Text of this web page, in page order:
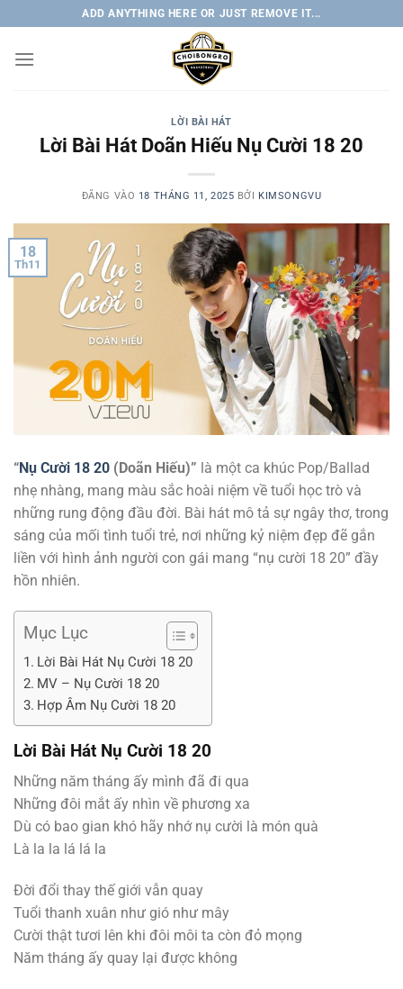
qua
nội
ADD ANYTHING HERE OR JUST REMOVE IT...
LỜI BÀI HÁT
Lời Bài Hát Doãn Hiếu Nụ Cười 18 20
ĐĂNG VÀO 18 THÁNG 11, 2025 BỞI KIMSONGVU
18
Th11
“Nụ Cười 18 20 (Doãn Hiếu)” là một ca khúc Pop/Ballad
nhẹ nhàng, mang màu sắc hoài niệm về tuổi học trò và
những rung động đầu đời. Bài hát mô tả sự ngây thơ, trong
sáng của mối tình tuổi trẻ, nơi những kỷ niệm đẹp đẽ gắn
liền với hình ảnh người con gái mang “nụ cười 18 20” đầy
hồn nhiên.
Mục Lục
Lời Bài Hát Nụ Cười 18 20
MV – Nụ Cười 18 20
Hợp Âm Nụ Cười 18 20
Lời Bài Hát Nụ Cười 18 20
Những năm tháng ấy mình đã đi qua
Những đôi mắt ấy nhìn về phương xa
Dù có bao gian khó hãy nhớ nụ cười là món quà
Là la la lá lá la
Đời đổi thay thế giới vẫn quay
Tuổi thanh xuân như gió như mây
Cười thật tươi lên khi đôi môi ta còn đỏ mọng
Năm tháng ấy quay lại được không